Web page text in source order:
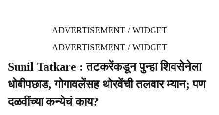
ADVERTISEMENT / WIDGET
ADVERTISEMENT / WIDGET
Sunil Tatkare : तटकरेंकडून पुन्हा शिवसेनेला
धोबीपछाड, गोगावलेंसह थोरवेंची तलवार म्यान; पण
दळवींच्या कन्येचं काय?